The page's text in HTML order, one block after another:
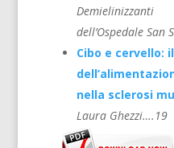
Demielinizzanti
dell’Ospedale San
Cibo e cervello:
nella sclerosi
Laura Ghezzi….19